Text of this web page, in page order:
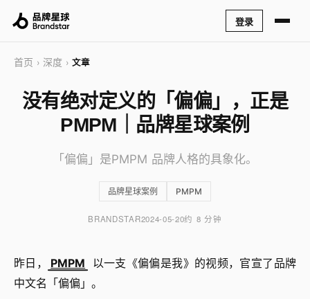
登录
首页 › 深度 › 文章
没有绝对定义的「偏偏」，正是
PMPM｜品牌星球案例
「偏偏」是PMPM 品牌人格的具象化。
品牌星球案例 PMPM
BRANDSTAR2024-05-20约 8 分钟
昨日， PMPM
以一支《偏偏是我》的视频，官宣了品牌
中文名「偏偏」。